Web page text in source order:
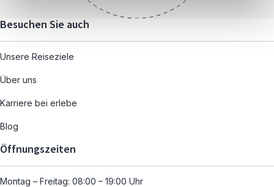
Besuchen Sie auch
Unsere Reiseziele
Über uns
Karriere bei erlebe
Blog
Öffnungszeiten
Montag – Freitag: 08:00 – 19:00 Uhr